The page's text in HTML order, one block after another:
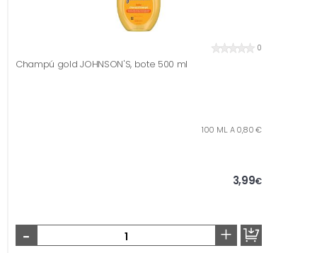
0
Champú gold JOHNSON'S, bote 500 ml
100 ML. A 0,80 €
3,99€
- +